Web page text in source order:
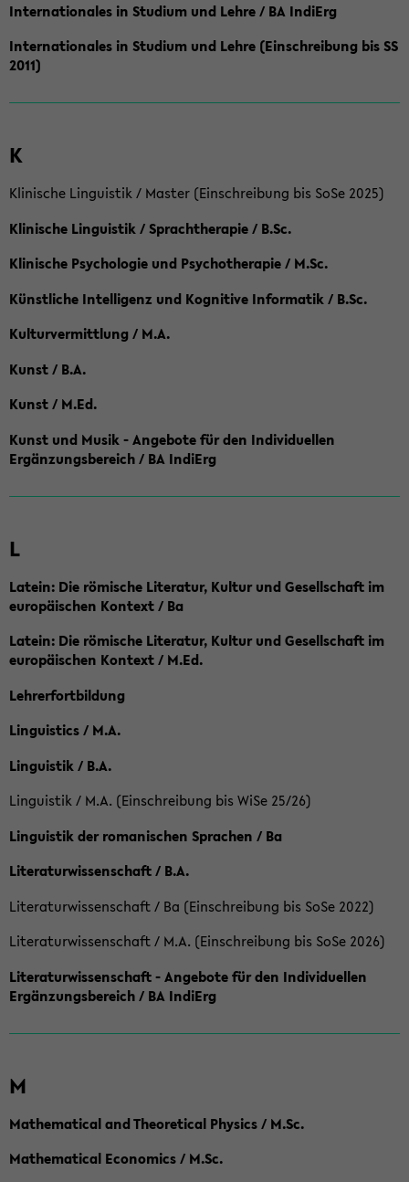
Internationales in Studium und Lehre / BA IndiErg
Internationales in Studium und Lehre (Einschreibung bis SS
2011)
K
Klinische Linguistik / Master (Einschreibung bis SoSe 2025)
Klinische Linguistik / Sprachtherapie / B.Sc.
Klinische Psychologie und Psychotherapie / M.Sc.
Künstliche Intelligenz und Kognitive Informatik / B.Sc.
Kulturvermittlung / M.A.
Kunst / B.A.
Kunst / M.Ed.
Kunst und Musik - Angebote für den Individuellen
Ergänzungsbereich / BA IndiErg
L
Latein: Die römische Literatur, Kultur und Gesellschaft im
europäischen Kontext / Ba
Latein: Die römische Literatur, Kultur und Gesellschaft im
europäischen Kontext / M.Ed.
Lehrerfortbildung
Linguistics / M.A.
Linguistik / B.A.
Linguistik / M.A. (Einschreibung bis WiSe 25/26)
Linguistik der romanischen Sprachen / Ba
Literaturwissenschaft / B.A.
Literaturwissenschaft / Ba (Einschreibung bis SoSe 2022)
Literaturwissenschaft / M.A. (Einschreibung bis SoSe 2026)
Literaturwissenschaft - Angebote für den Individuellen
Ergänzungsbereich / BA IndiErg
M
Mathematical and Theoretical Physics / M.Sc.
Mathematical Economics / M.Sc.